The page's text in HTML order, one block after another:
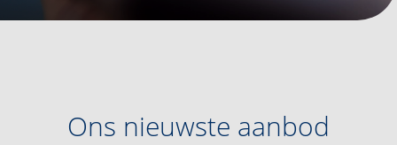
Ons nieuwste aanbod